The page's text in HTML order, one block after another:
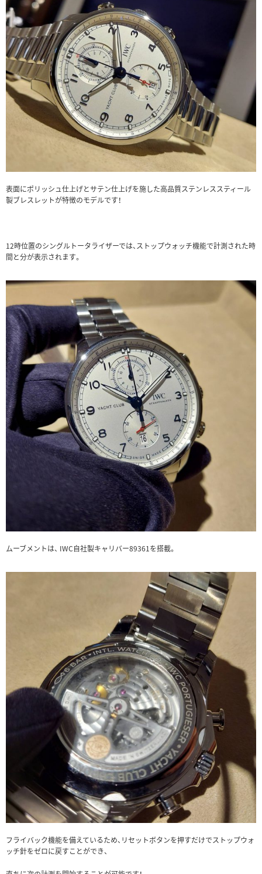
表面にポリッシュ仕上げとサテン仕上げを施した高品質ステンレススティール
製ブレスレットが特徴のモデルです！
12時位置のシングルトータライザーでは、ストップウォッチ機能で計測された時
間と分が表示されます。
ムーブメントは、 IWC自社製キャリバー89361を搭載。
フライバック機能を備えているため、リセットボタンを押すだけでストップウォ
ッチ針をゼロに戻すことができ、